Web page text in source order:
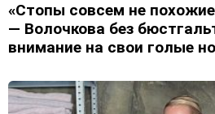
«Стопы совсем не
— Волочкова без
внимание на свои голые